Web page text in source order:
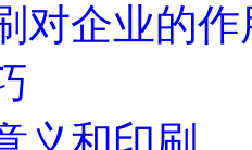
对企业的作